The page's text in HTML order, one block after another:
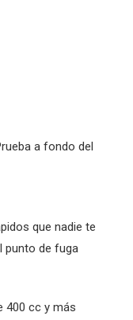
a fondo del
que nadie te
punto de fuga
400 cc y más